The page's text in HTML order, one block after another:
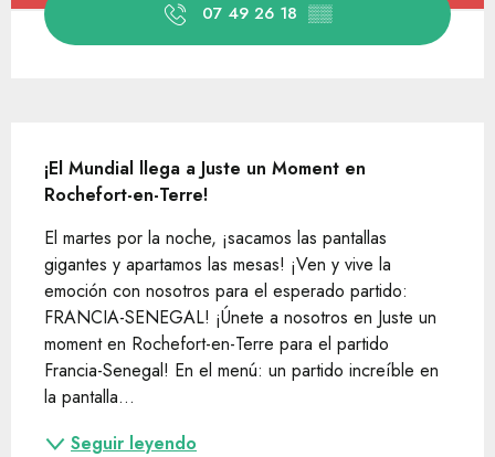
07 49 26 18 ▒▒
¡El Mundial llega a Juste un Moment en
Rochefort-en-Terre!
El martes por la noche, ¡sacamos las pantallas
gigantes y apartamos las mesas! ¡Ven y vive la
emoción con nosotros para el esperado partido:
FRANCIA-SENEGAL! ¡Únete a nosotros en Juste un
moment en Rochefort-en-Terre para el partido
Francia-Senegal! En el menú: un partido increíble en
la pantalla...
Seguir leyendo